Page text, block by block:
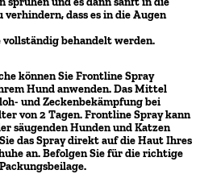
dass es in die Augen
vollständig behandelt werden.
können Sie Frontline Spray
Hund anwenden. Das Mittel
und Zeckenbekämpfung bei
von 2 Tagen. Frontline Spray kann
säugenden Hunden und Katzen
das Spray direkt auf die Haut Ihres
an. Befolgen Sie für die richtige